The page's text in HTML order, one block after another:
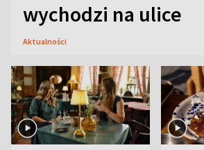
wychodzi na ulice
Aktualności